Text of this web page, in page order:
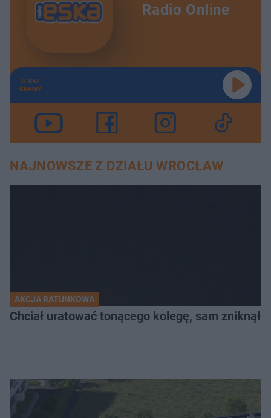
Radio Online
TERAZ
GRAMY
NAJNOWSZE Z DZIAŁU WROCŁAW
AKCJA RATUNKOWA
Chciał uratować tonącego kolegę, sam zniknął